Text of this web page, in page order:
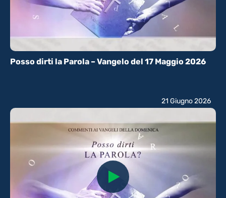
Posso dirti la Parola – Vangelo del 17 Maggio 2026
21 Giugno 2026